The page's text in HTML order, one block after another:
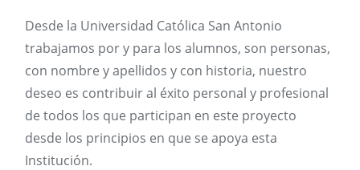
Desde la Universidad Católica San Antonio
trabajamos por y para los alumnos, son personas,
con nombre y apellidos y con historia, nuestro
deseo es contribuir al éxito personal y profesional
de todos los que participan en este proyecto
desde los principios en que se apoya esta
Institución.